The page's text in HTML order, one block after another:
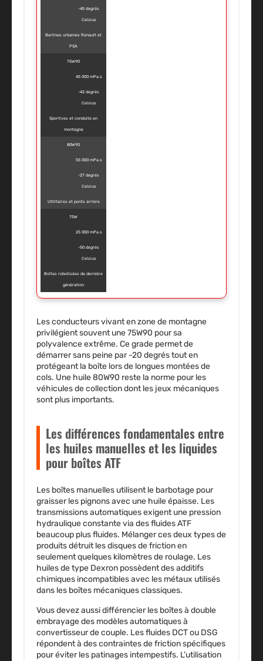
-45 degrés
Celsius
Berlines urbaines Renault et
PSA
75W90
45 000 mPa.s
-42 degrés
Celsius
Sportives et conduite en
montagne
80W90
55 000 mPa.s
-27 degrés
Celsius
Utilitaires et ponts arrière
75W
25 000 mPa.s
-50 degrés
Celsius
Boîtes robotisées de dernière
génération
Les conducteurs vivant en zone de montagne
privilégient souvent une 75W90 pour sa
polyvalence extrême. Ce grade permet de
démarrer sans peine par -20 degrés tout en
protégeant la boîte lors de longues montées de
cols. Une huile 80W90 reste la norme pour les
véhicules de collection dont les jeux mécaniques
sont plus importants.
Les différences fondamentales entre
les huiles manuelles et les liquides
pour boîtes ATF
Les boîtes manuelles utilisent le barbotage pour
graisser les pignons avec une huile épaisse. Les
transmissions automatiques exigent une pression
hydraulique constante via des fluides ATF
beaucoup plus fluides. Mélanger ces deux types de
produits détruit les disques de friction en
seulement quelques kilomètres de roulage. Les
huiles de type Dexron possèdent des additifs
chimiques incompatibles avec les métaux utilisés
dans les boîtes mécaniques classiques.
Vous devez aussi différencier les boîtes à double
embrayage des modèles automatiques à
convertisseur de couple. Les fluides DCT ou DSG
répondent à des contraintes de friction spécifiques
pour éviter les patinages intempestifs. L’utilisation